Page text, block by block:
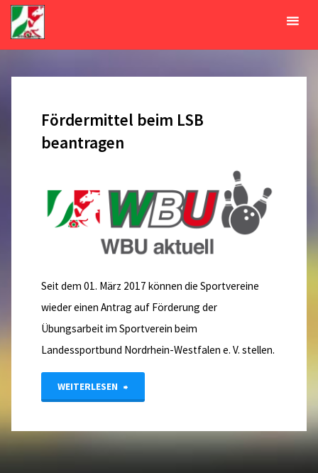
Zum
Inhalt
springenTag:
Fördermittel beim LSB
beantragen
Seit dem 01. März 2017 können die Sportvereine
wieder einen Antrag auf Förderung der
Übungsarbeit im Sportverein beim
Landessportbund Nordrhein-Westfalen e. V. stellen.
WEITERLESEN "Fördermittel